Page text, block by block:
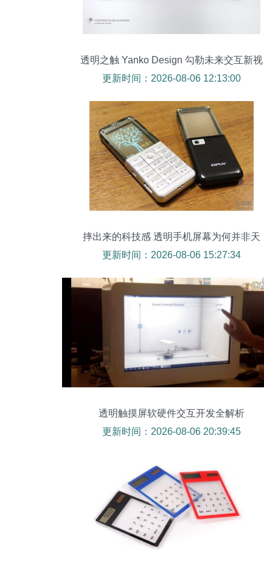
透明之触 Yanko Design 勾勒未来交互新视
界
更新时间：2026-08-06 12:13:00
摔出来的科技感 透明手机屏幕为何并非天
方夜谭
更新时间：2026-08-06 15:27:34
透明触摸屏软硬件交互开发全解析
更新时间：2026-08-06 20:39:45